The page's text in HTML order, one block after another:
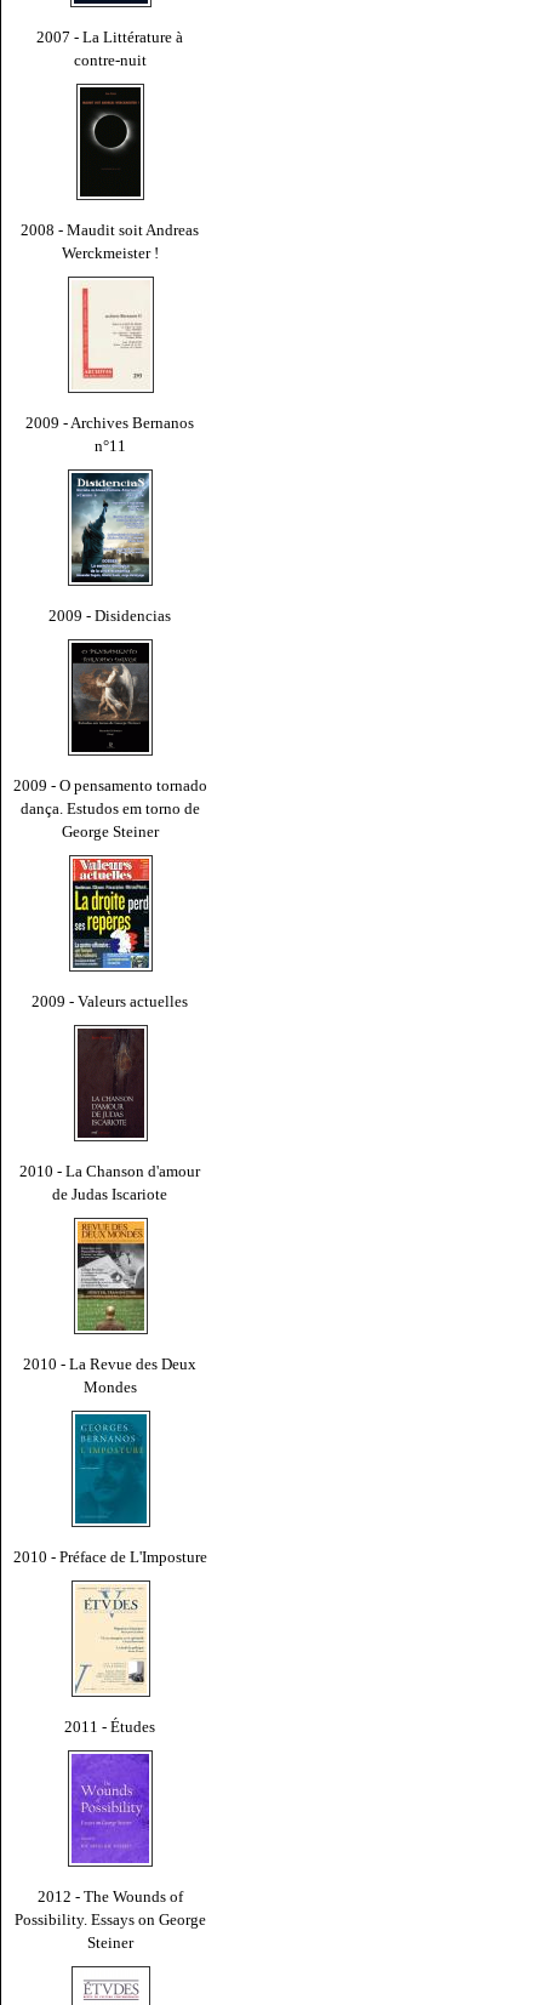
2007 - La Littérature à
contre-nuit
2008 - Maudit soit Andreas
Werckmeister !
2009 - Archives Bernanos
n°11
2009 - Disidencias
2009 - O pensamento tornado
dança. Estudos em torno de
George Steiner
2009 - Valeurs actuelles
2010 - La Chanson d'amour
de Judas Iscariote
2010 - La Revue des Deux
Mondes
2010 - Préface de L'Imposture
2011 - Études
2012 - The Wounds of
Possibility. Essays on George
Steiner